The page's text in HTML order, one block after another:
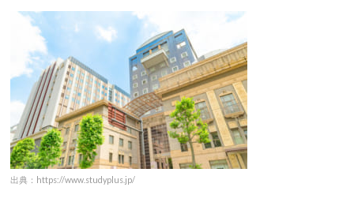
出典：https://www.studyplus.jp/